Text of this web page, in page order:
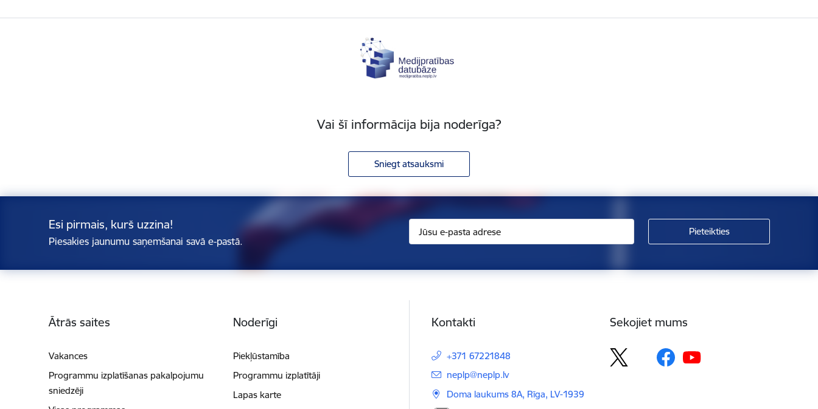
Vai šī informācija bija noderīga?
Sniegt atsauksmi
Esi pirmais, kurš uzzina!
Piesakies jaunumu saņemšanai savā e-pastā.
Ātrās saites
Vakances
Programmu izplatīšanas pakalpojumu
sniedzēji
Noderīgi
Piekļūstamība
Programmu izplatītāji
Lapas karte
Kontakti
+371 67221848
E-pasts:
neplp@neplp.lv
Doma laukums 8A, Rīga, LV-1939
Sekojiet mums